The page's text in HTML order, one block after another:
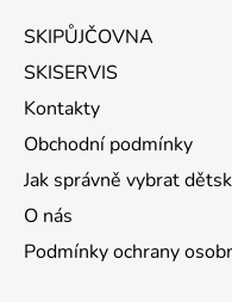
SKIPŮJČOVNA
SKISERVIS
Kontakty
Obchodní podmínky
Jak správně vybrat
O nás
Podmínky ochrany